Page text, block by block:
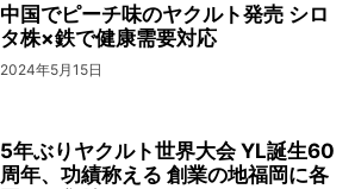
中国でピーチ味のヤクルト発売 シロ
タ株×鉄で健康需要対応
2024年5月15日
5年ぶりヤクルト世界大会 YL誕生60
周年、功績称える 創業の地福岡に各